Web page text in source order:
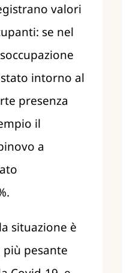
valori
se nel
intorno al
presenza
il
a
situazione è
più pesante